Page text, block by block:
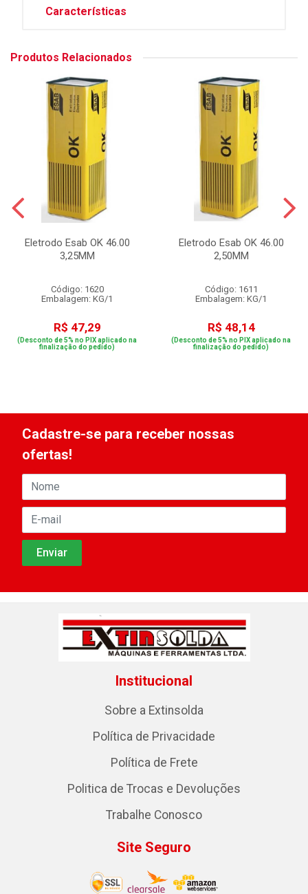
Características
Produtos Relacionados
Eletrodo Esab OK 46.00
3,25MM
Código: 1620
Embalagem: KG/1
R$ 47,29
(Desconto de 5% no PIX aplicado na
finalização do pedido)
Eletrodo Esab OK 46.00
2,50MM
Código: 1611
Embalagem: KG/1
R$ 48,14
(Desconto de 5% no PIX aplicado na
finalização do pedido)
Cadastre-se para receber nossas
ofertas!
Institucional
Sobre a Extinsolda
Política de Privacidade
Política de Frete
Politica de Trocas e Devoluções
Trabalhe Conosco
Site Seguro